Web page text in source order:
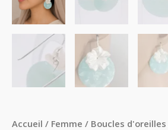
Accueil / Femme / Boucles d'oreilles